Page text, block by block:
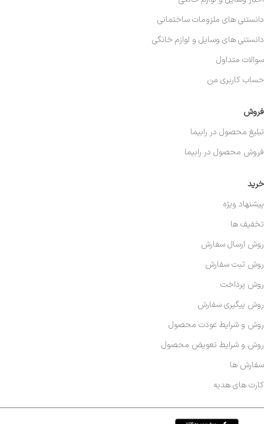
خرید
پیشنهاد ویژه
تخفیف ها
روش ارسال سفارش
روش ثبت سفارش
روش پرداخت
روش پیگیری سفارش
روش و شرایط عودت محصول
روش و شرایط تعویض محصول
سفارش ها
کارت های هدیه
فروش
تبلیغ محصول در رابیما
فروش محصول در رابیما
دانستنی های ملزومات ساختمانی
دانستنی های وسایل و لوازم خانگی
سوالات متداول
حساب کاربری من